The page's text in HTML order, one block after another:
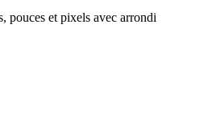
pouces et pixels avec arrondi